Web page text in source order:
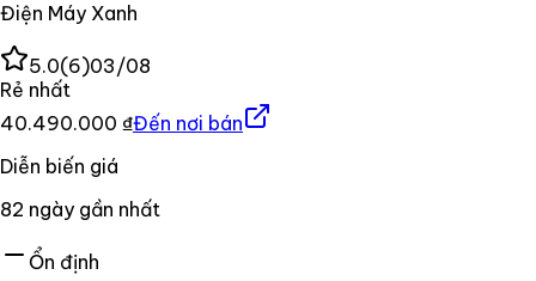
Điện Máy Xanh
5.0(6)03/08
Rẻ nhất
40.490.000 ₫Đến nơi bán
Diễn biến giá
82 ngày gần nhất
Ổn định